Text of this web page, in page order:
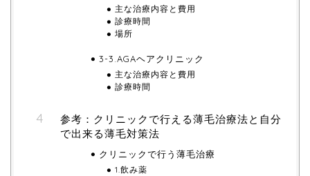
主な治療内容と費用
診療時間
場所
3-3.AGAヘアクリニック
主な治療内容と費用
診療時間
参考：クリニックで行える薄毛治療法と自分
で出来る薄毛対策法
クリニックで行う薄毛治療
1.飲み薬